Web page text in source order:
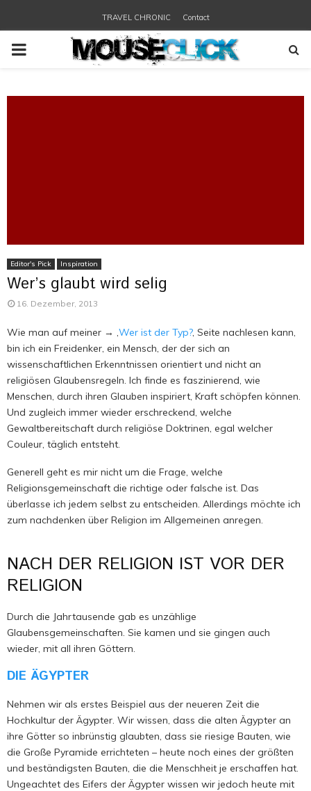
TRAVEL CHRONIC Contact
PRIMARY
Editor's Pick Inspiration
Wer’s glaubt wird selig
16. Dezember, 2013
Wie man auf meiner → ‚Wer ist der Typ?‚ Seite nachlesen kann,
bin ich ein Freidenker, ein Mensch, der der sich an
wissenschaftlichen Erkenntnissen orientiert und nicht an
religiösen Glaubensregeln. Ich finde es faszinierend, wie
Menschen, durch ihren Glauben inspiriert, Kraft schöpfen können.
Und zugleich immer wieder erschreckend, welche
Gewaltbereitschaft durch religiöse Doktrinen, egal welcher
Couleur, täglich entsteht.
Generell geht es mir nicht um die Frage, welche
Religionsgemeinschaft die richtige oder falsche ist. Das
überlasse ich jedem selbst zu entscheiden. Allerdings möchte ich
zum nachdenken über Religion im Allgemeinen anregen.
NACH DER RELIGION IST VOR DER
RELIGION
Durch die Jahrtausende gab es unzählige
Glaubensgemeinschaften. Sie kamen und sie gingen auch
wieder, mit all ihren Göttern.
DIE ÄGYPTER
Nehmen wir als erstes Beispiel aus der neueren Zeit die
Hochkultur der Ägypter. Wir wissen, dass die alten Ägypter an
ihre Götter so inbrünstig glaubten, dass sie riesige Bauten, wie
die Große Pyramide errichteten – heute noch eines der größten
und beständigsten Bauten, die die Menschheit je erschaffen hat.
Ungeachtet des Eifers der Ägypter wissen wir jedoch heute mit